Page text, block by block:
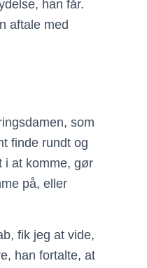
han får.
aftale med
som
finde rundt og
i at komme, gør
på, eller
fik jeg at vide,
han fortalte, at